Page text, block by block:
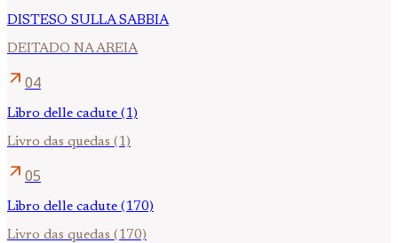
DISTESO SULLA SABBIA
DEITADO NA AREIA
arrow_outward 04
Libro delle cadute (1)
Livro das quedas (1)
arrow_outward 05
Libro delle cadute (170)
Livro das quedas (170)